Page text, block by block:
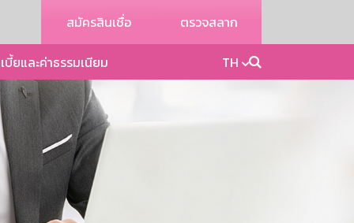
สมัครสินเชื่อ ตรวจสลาก
บี้ยและค่าธรรมเนียม TH